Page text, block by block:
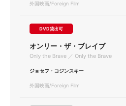
外国映画/Foreign Film
DVD貸出可
オンリー・ザ・ブレイブ
Only the Brave ／ Only the Brave
ジョセフ・コジンスキー
外国映画/Foreign Film